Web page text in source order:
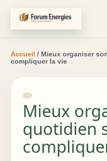
Accueil / Mieux organiser
compliquer la vie
Mieux
quotidien